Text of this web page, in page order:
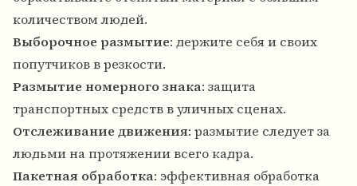
количеством людей.
Выборочное размытие: держите себя и своих
попутчиков в резкости.
Размытие номерного знака: защита
транспортных средств в уличных сценах.
Отслеживание движения: размытие следует за
людьми на протяжении всего кадра.
Пакетная обработка: эффективная обработка